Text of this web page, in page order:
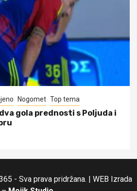
Nogomet Top tema
gola prednosti s Poljuda i
- Sva prava pridržana. | WEB Izrada